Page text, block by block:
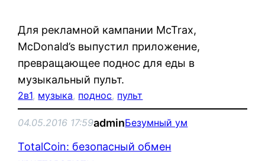
Для рекламной кампании McTrax,
McDonald’s выпустил приложение,
превращающее поднос для еды в
музыкальный пульт.
2в1, музыка, поднос, пульт
04.05.2016 17:59adminБезумный ум
TotalCoin: безопасный обмен